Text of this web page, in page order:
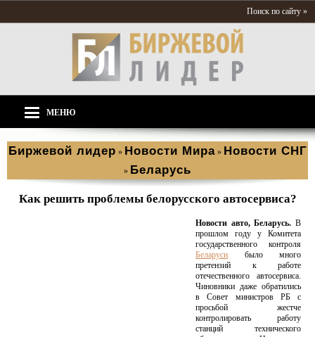
Поиск по сайту »
МЕНЮ
Биржевой лидер » Новости Мира » Новости СНГ
» Беларусь
Как решить проблемы белорусского автосервиса?
Новости авто, Беларусь. В
прошлом году у Комитета
государственного контроля
Беларуси было много
претензий к работе
отечественного автосервиса.
Чиновники даже обратились
в Совет министров РБ с
просьбой жестче
контролировать работу
станций технического